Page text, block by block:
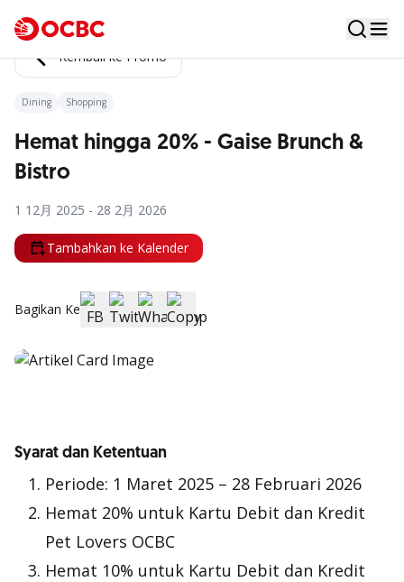
Kembali ke Promo
Dining Shopping
Hemat hingga 20% - Gaise Brunch &
Bistro
1 12月 2025 - 28 2月 2026
Tambahkan ke Kalender
Bagikan Ke
Syarat dan Ketentuan
Periode: 1 Maret 2025 – 28 Februari 2026
Hemat 20% untuk Kartu Debit dan Kredit
Pet Lovers OCBC
Hemat 10% untuk Kartu Debit dan Kredit